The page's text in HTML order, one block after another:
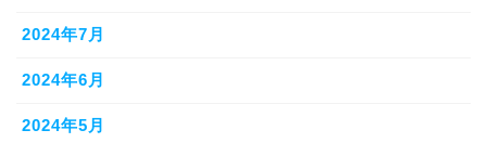
2024年7月
2024年6月
2024年5月